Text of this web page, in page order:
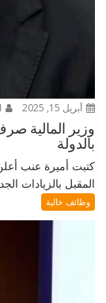
أبريل 15, 2025
وزير المالية
بالدولة
كتبت أميرة عنب
المقبل بالزيادات
وظائف خالية